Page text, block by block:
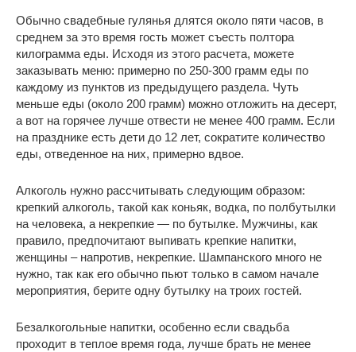
Обычно свадебные гулянья длятся около пяти часов, в
среднем за это время гость может съесть полтора
килограмма еды. Исходя из этого расчета, можете
заказывать меню: примерно по 250-300 грамм еды по
каждому из пунктов из предыдущего раздела. Чуть
меньше еды (около 200 грамм) можно отложить на десерт,
а вот на горячее лучше отвести не менее 400 грамм. Если
на празднике есть дети до 12 лет, сократите количество
еды, отведенное на них, примерно вдвое.
Алкоголь нужно рассчитывать следующим образом:
крепкий алкоголь, такой как коньяк, водка, по полбутылки
на человека, а некрепкие — по бутылке. Мужчины, как
правило, предпочитают выпивать крепкие напитки,
женщины – напротив, некрепкие. Шампанского много не
нужно, так как его обычно пьют только в самом начале
мероприятия, берите одну бутылку на троих гостей.
Безалкогольные напитки, особенно если свадьба
проходит в теплое время года, лучше брать не менее